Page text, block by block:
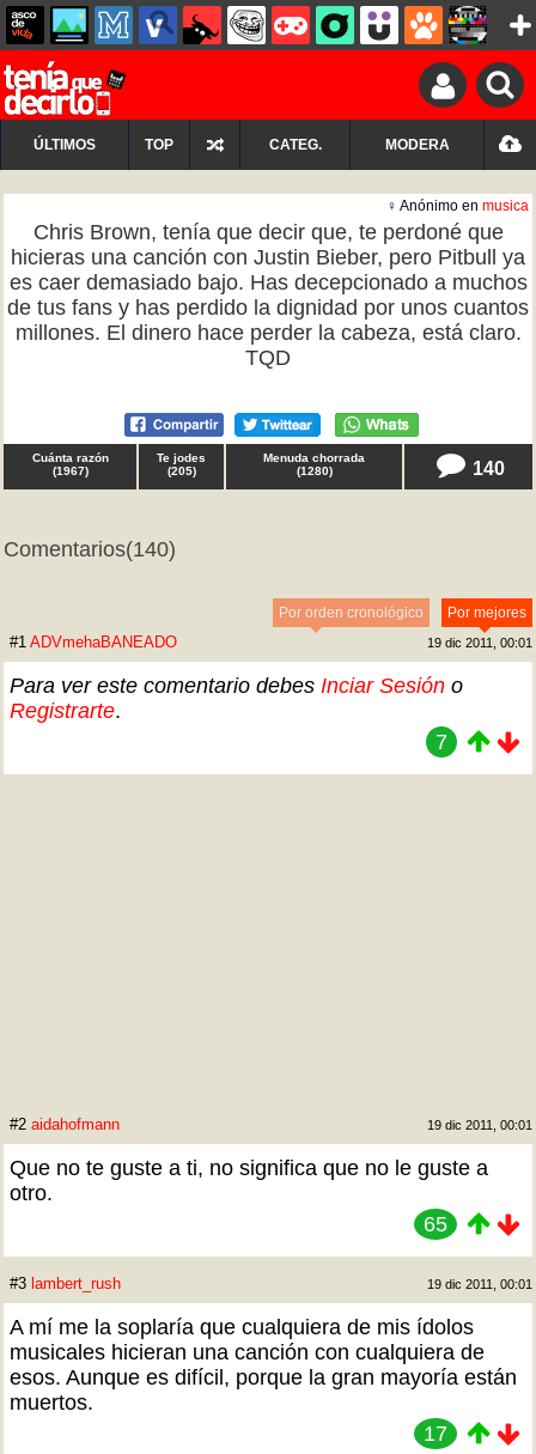
ÚLTIMOS TOP CATEG. MODERA
♀ Anónimo en musica
Chris Brown, tenía que decir que, te perdoné que
hicieras una canción con Justin Bieber, pero Pitbull ya
es caer demasiado bajo. Has decepcionado a muchos
de tus fans y has perdido la dignidad por unos cuantos
millones. El dinero hace perder la cabeza, está claro.
TQD
Cuánta razón
(1967)
Te jodes
(205)
Menuda chorrada
(1280) 140
Comentarios(140)
Por mejores
Por orden cronológico
#1 ADVmehaBANEADO 19 dic 2011, 00:01
Para ver este comentario debes Inciar Sesión o
Registrarte.
7
#2 aidahofmann 19 dic 2011, 00:01
Que no te guste a ti, no significa que no le guste a
otro.
65
#3 lambert_rush 19 dic 2011, 00:01
A mí me la soplaría que cualquiera de mis ídolos
musicales hicieran una canción con cualquiera de
esos. Aunque es difícil, porque la gran mayoría están
muertos.
17